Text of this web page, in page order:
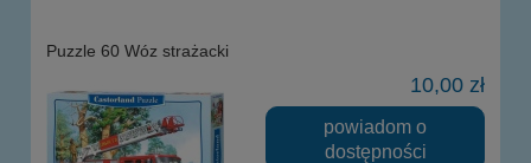
Puzzle 60 Wóz strażacki
10,00 zł
powiadom o
dostępności